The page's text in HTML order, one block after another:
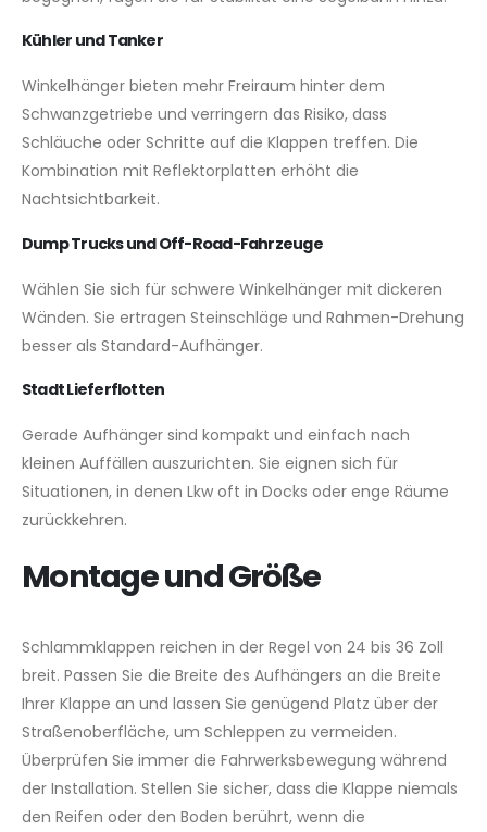
Kühler und Tanker
Winkelhänger bieten mehr Freiraum hinter dem
Schwanzgetriebe und verringern das Risiko, dass
Schläuche oder Schritte auf die Klappen treffen. Die
Kombination mit Reflektorplatten erhöht die
Nachtsichtbarkeit.
Dump Trucks und Off-Road-Fahrzeuge
Wählen Sie sich für schwere Winkelhänger mit dickeren
Wänden. Sie ertragen Steinschläge und Rahmen-Drehung
besser als Standard-Aufhänger.
Stadt Lieferflotten
Gerade Aufhänger sind kompakt und einfach nach
kleinen Auffällen auszurichten. Sie eignen sich für
Situationen, in denen Lkw oft in Docks oder enge Räume
zurückkehren.
Montage und Größe
Schlammklappen reichen in der Regel von 24 bis 36 Zoll
breit. Passen Sie die Breite des Aufhängers an die Breite
Ihrer Klappe an und lassen Sie genügend Platz über der
Straßenoberfläche, um Schleppen zu vermeiden.
Überprüfen Sie immer die Fahrwerksbewegung während
der Installation. Stellen Sie sicher, dass die Klappe niemals
den Reifen oder den Boden berührt, wenn die